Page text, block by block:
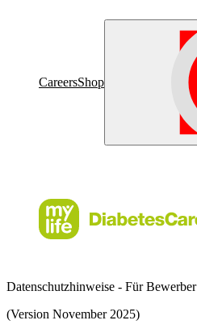
CareersShop
Datenschutzhinweise - Für Bewerber
(Version November 2025)